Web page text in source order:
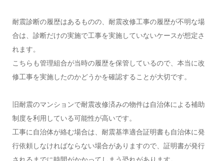
耐震診断の履歴はあるものの、耐震改修工事の履歴が不明な場
合は、診断だけの実施で工事を実施していないケースが想定さ
れます。
こちらも管理組合が当時の履歴を保管しているので、本当に改
修工事を実施したのかどうかを確認することが大切です。
旧耐震のマンションで耐震改修済みの物件は自治体による補助
制度を利用している可能性が高いです。
工事に自治体が絡む場合は、耐震基準適合証明書も自治体に発
行依頼しなければならない場合がありますので、証明書が発行